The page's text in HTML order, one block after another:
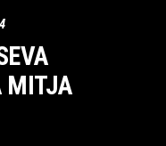
MITJA